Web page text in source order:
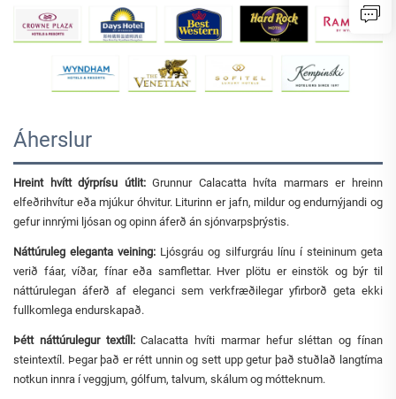
Áherslur
Hreint hvítt dýrprísu útlit:Grunnur Calacatta hvíta marmars er hreinn
elfeðrihvítur eða mjúkur óhvitur. Liturinn er jafn, mildur og endurnýjandi og
gefur innrými ljósan og opinn áferð án sjónvarpsþrýstis.
Náttúruleg eleganta veining: Ljósgráu og silfurgráu línu í steininum geta
verið fáar, víðar, fínar eða samflettar. Hver plötu er einstök og býr til
náttúrulegan áferð af eleganci sem verkfræðilegar yfirborð geta ekki
fullkomlega endurskapað.
Þétt náttúrulegur textíll:Calacatta hvíti marmar hefur sléttan og fínan
steintextíl. Þegar það er rétt unnin og sett upp getur það stuðlað langtíma
notkun innra í veggjum, gólfum, talvum, skálum og mótteknum.